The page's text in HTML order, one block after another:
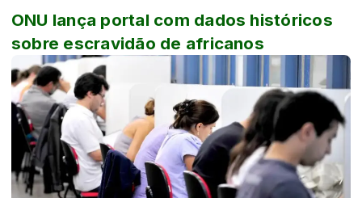
ONU lança portal com dados históricos
sobre escravidão de africanos